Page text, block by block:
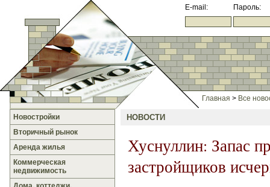
E-mail: Пароль:
Главная > Все
Новостройки
Вторичный рынок
Аренда жилья
Коммерческая
недвижимость
НОВОСТИ
Хуснуллин: Запас
застройщиков